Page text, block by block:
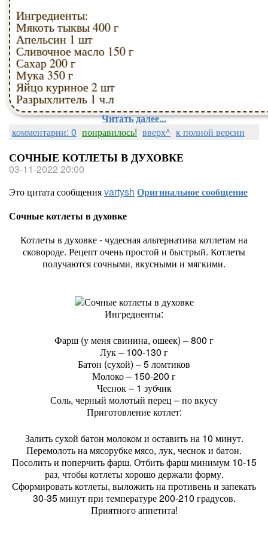
Ингредиенты:
Мякоть тыквы 400 г
Апельсин 1 шт
Сливочное масло 150 г
Сахар 200 г
Мука 350 г
Яйцо куриное 2 шт
Разрыхлитель 1 ч.л
Читать далее...
комментарии: 0 понравилось! вверх^ к полной версии
СОЧНЫЕ КОТЛЕТЫ В ДУХОВКЕ
03-11-2022 20:00
Это цитата сообщенияvartysh Оригинальное сообщение
Сочные котлеты в духовке
Котлеты в духовке - чудесная альтернатива котлетам на
сковороде. Рецепт очень простой и быстрый. Котлеты
получаются сочными, вкусными и мягкими.
Ингредиенты:
Фарш (у меня свинина, ошеек) – 800 г
Лук – 100-130 г
Батон (сухой) – 5 ломтиков
Молоко – 150-200 г
Чеснок – 1 зубчик
Соль, черный молотый перец – по вкусу
Приготовление котлет:
Залить сухой батон молоком и оставить на 10 минут.
Перемолоть на мясорубке мясо, лук, чеснок и батон.
Посолить и поперчить фарш. Отбить фарш минимум 10-15
раз, чтобы котлеты хорошо держали форму.
Сформировать котлеты, выложить на противень и запекать
30-35 минут при температуре 200-210 градусов.
Приятного аппетита!